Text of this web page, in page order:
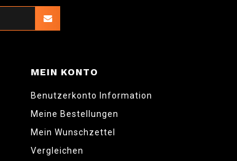
MEIN KONTO
Benutzerkonto Information
Meine Bestellungen
Mein Wunschzettel
Vergleichen